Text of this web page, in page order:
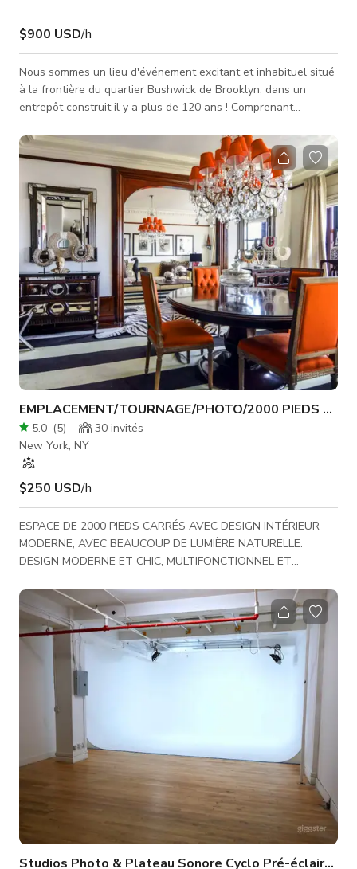
$900 USD/h
Nous sommes un lieu d'événement excitant et inhabituel situé
à la frontière du quartier Bushwick de Brooklyn, dans un
entrepôt construit il y a plus de 120 ans ! Comprenant
000 pieds carrés. Nous sommes un plateau actif pour la
télévision, le cinéma et la photo depuis avant l'essor de
Bushwick - de l'épisode "Crack-cident" de Girls à la dernière
vidéo de David Bowie "Lazarus". Tous les meubles,
décorations, accessoires
EMPLACEMENT/TOURNAGE/PHOTO/2000 PIEDS
5.0 (5) 30 invités
New York, NY
$250 USD/h
ESPACE DE 2000 PIEDS CARRÉS AVEC DESIGN INTÉRIEUR
MODERNE, AVEC BEAUCOUP DE LUMIÈRE NATURELLE.
DESIGN MODERNE ET CHIC, MULTIFONCTIONNEL ET
DISPONIBLE. TARIFS NÉGOCIÉS PAR TOURNAGE. TOIT
TERRASSE/HALL DISPONIBLE POUR COÛT
SUPPLÉMENTAIRE. Tournages récents **TRACY MORGAN,
REMY MA / LOVE & HIP HOP, TIM GUNN/PROJECT RUNWAY,
VINCENT PASTORE DE THE SOPRANOS, NATIONAL
GEOGRAPHIC, COSMO, VOGUE, PENTHOUSE, HARPERS'
BIZAAR, GQ, 20/20, CLIPS MUSICAUX
Studios Photo & Plateau Sonore Cyclo Pré-éclairé